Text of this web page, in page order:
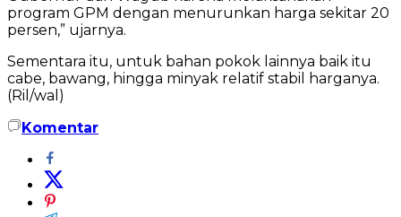
program GPM dengan menurunkan harga sekitar 20
persen,” ujarnya.
Sementara itu, untuk bahan pokok lainnya baik itu
cabe, bawang, hingga minyak relatif stabil harganya.
(Ril/wal)
Komentar